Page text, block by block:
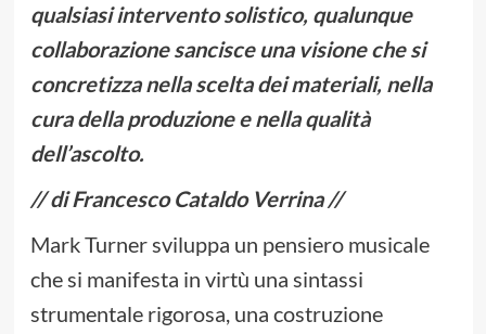
qualsiasi intervento solistico, qualunque
collaborazione sancisce una visione che si
concretizza nella scelta dei materiali, nella
cura della produzione e nella qualità
dell’ascolto.
// di Francesco Cataldo Verrina //
Mark Turner sviluppa un pensiero musicale
che si manifesta in virtù una sintassi
strumentale rigorosa, una costruzione